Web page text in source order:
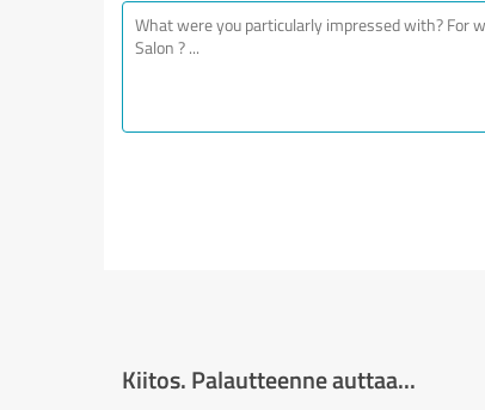
Kiitos. Palautteenne auttaa...